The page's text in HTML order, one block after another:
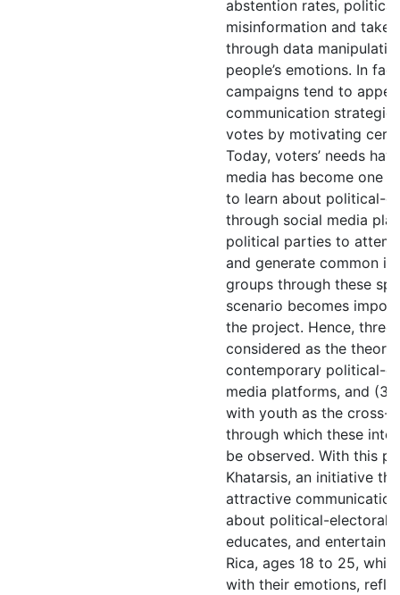
abstention rates,
misinformation and take
through data
people’s emotions. In
campaigns tend to
communication
votes by motivating
Today, voters’ needs
media has become one
to learn about political-
through social media
political parties to
and generate common
groups through these
scenario becomes
the project. Hence,
considered as the
contemporary political-
media platforms, and (3)
with youth as the cross-
through which these
be observed. With this
Khatarsis, an initiative
attractive
about political-electoral
educates, and
Rica, ages 18 to 25,
with their emotions,